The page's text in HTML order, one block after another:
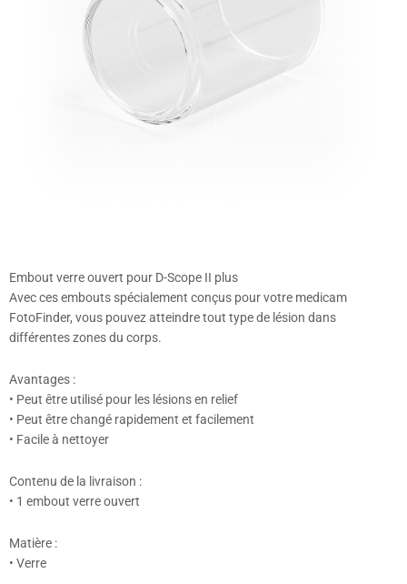
Embout verre ouvert pour D-Scope II plus
Avec ces embouts spécialement conçus pour votre medicam
FotoFinder, vous pouvez atteindre tout type de lésion dans
différentes zones du corps.
Avantages :
• Peut être utilisé pour les lésions en relief
• Peut être changé rapidement et facilement
• Facile à nettoyer
Contenu de la livraison :
• 1 embout verre ouvert
Matière :
• Verre